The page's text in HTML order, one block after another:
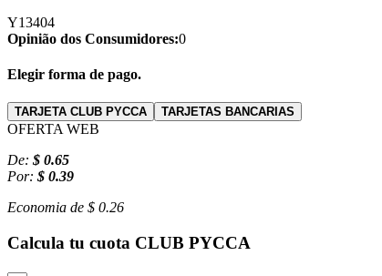
Y13404
Opinião dos Consumidores:0
Elegir forma de pago.
TARJETA CLUB PYCCA TARJETAS BANCARIAS
OFERTA WEB
De: $ 0.65
Por: $ 0.39
Economia de $ 0.26
Calcula tu cuota CLUB PYCCA